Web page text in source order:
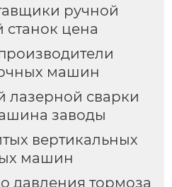
ручной
станок цена
машин
лазерной сварки
заводы
вертикальных
машин
давления тормоза